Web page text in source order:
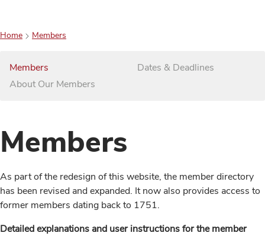
Home Members
Members
About Our Members
Dates & Deadlines
Members
As part of the redesign of this website, the member directory
has been revised and expanded. It now also provides access to
former members dating back to 1751.
Detailed explanations and user instructions for the member